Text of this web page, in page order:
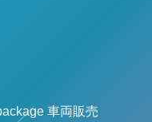
車両販売